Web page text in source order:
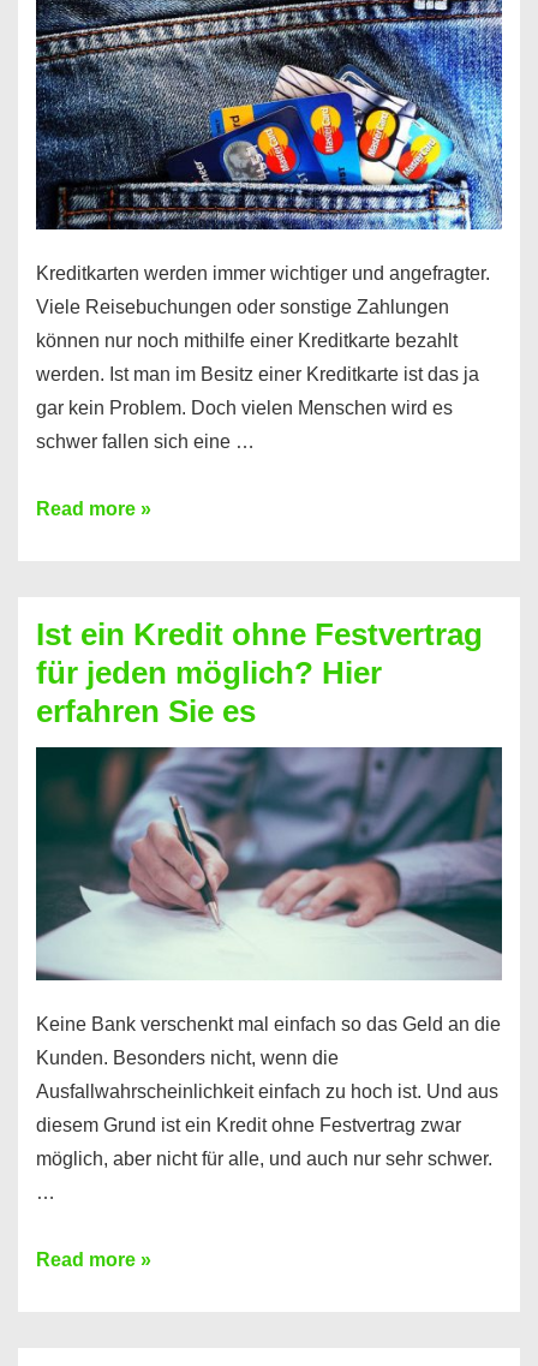
Kreditkarten werden immer wichtiger und angefragter.
Viele Reisebuchungen oder sonstige Zahlungen
können nur noch mithilfe einer Kreditkarte bezahlt
werden. Ist man im Besitz einer Kreditkarte ist das ja
gar kein Problem. Doch vielen Menschen wird es
schwer fallen sich eine …
Kreditkarte
Prepaid
ist
nicht
nur
für
Handy
möglich!
Read more »
Ist ein Kredit ohne Festvertrag
für jeden möglich? Hier
erfahren Sie es
Keine Bank verschenkt mal einfach so das Geld an die
Kunden. Besonders nicht, wenn die
Ausfallwahrscheinlichkeit einfach zu hoch ist. Und aus
diesem Grund ist ein Kredit ohne Festvertrag zwar
möglich, aber nicht für alle, und auch nur sehr schwer.
…
Ist
Read more »